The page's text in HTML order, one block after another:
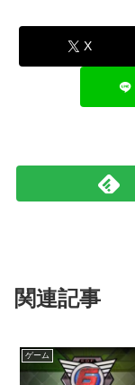
X
関連記事
ゲーム